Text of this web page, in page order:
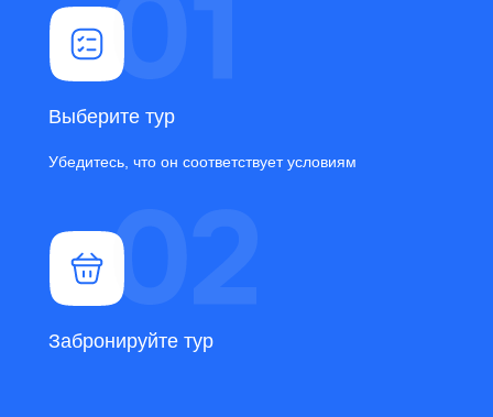
Выберите тур
Убедитесь, что он соответствует условиям
Забронируйте тур